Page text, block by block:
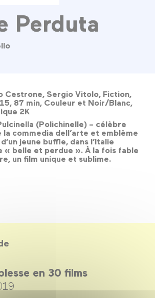
Perduta
Cestrone, Sergio Vitolo, Fiction,
87 min, Couleur et Noir/Blanc,
2K
(Polichinelle) – célèbre
la commedia dell’arte et emblème
jeune buffle, dans l’Italie
« belle et perdue ». À la fois fable
un film unique et sublime.
en 30 films